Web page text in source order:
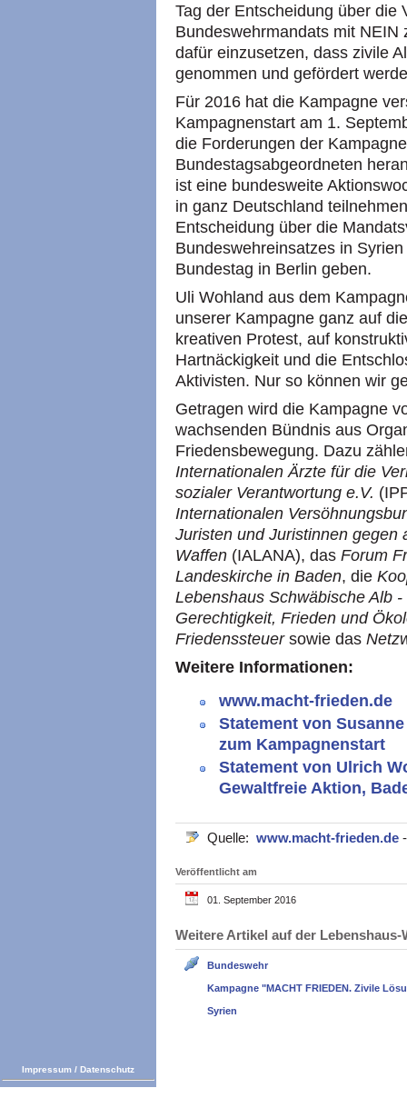
Tag der Entscheidung über die
Bundeswehrmandats mit
dafür einzusetzen, dass zivile
genommen und gefördert
Für 2016 hat die Kampagne
Kampagnenstart am 1.
die Forderungen der
Bundestagsabgeordneten
ist eine bundesweite
in ganz Deutschland
Entscheidung über die
Bundeswehreinsatzes in
Bundestag in Berlin geben.
Uli Wohland aus dem
unserer Kampagne ganz auf
kreativen Protest, auf
Hartnäckigkeit und die
Aktivisten. Nur so können wir
Getragen wird die Kampagne
wachsenden Bündnis aus
Friedensbewegung. Dazu
Internationalen Ärzte für die
sozialer Verantwortung e.V.
Internationalen
Juristen und Juristinnen gegen
Waffen (IALANA), das Forum
Landeskirche in Baden, die
Lebenshaus Schwäbische Alb
Gerechtigkeit, Frieden und
Friedenssteuersowie das
Weitere Informationen:
www.macht-frieden.de
Statement von
zum Kampagnenstart
Statement von Ulrich
Gewaltfreie Aktion,
Quelle: www.macht-frieden.de
Veröffentlicht am
01. September 2016
Weitere Artikel auf der
Bundeswehr
Kampagne "MACHT FRIEDEN. Zivile
Syrien
Impressum / Datenschutz